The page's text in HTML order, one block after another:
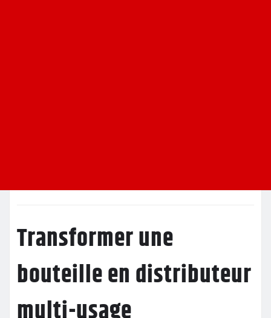
Transformer une
bouteille en distributeur